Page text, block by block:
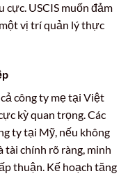
cực. USCIS muốn đảm
vị trí quản lý thực
công ty mẹ tại Việt
kỳ quan trọng. Các
ty tại Mỹ, nếu không
tài chính rõ ràng, minh
thuận. Kế hoạch tăng